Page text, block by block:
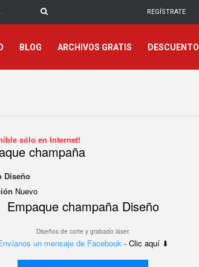
REGÍSTRATE
BLOG ARCHIVOS GRATIS DESCUENTO
sólo en Internet!
champaña
Diseño
Nuevo
Empaque champaña Diseño
Diseños de corte y grabado láser.
un mensaje de Facebook - Clic aquí ⬇